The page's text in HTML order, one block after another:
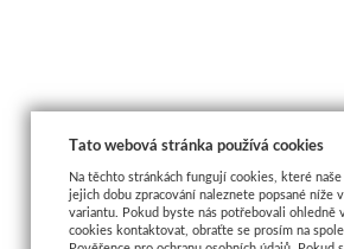
Tato webová stránka používá cookies
Na těchto stránkách fungují cookies, které
jejich dobu zpracování naleznete popsané
variantu. Pokud byste nás potřebovali ohledně
cookies kontaktovat, obraťte se prosím na